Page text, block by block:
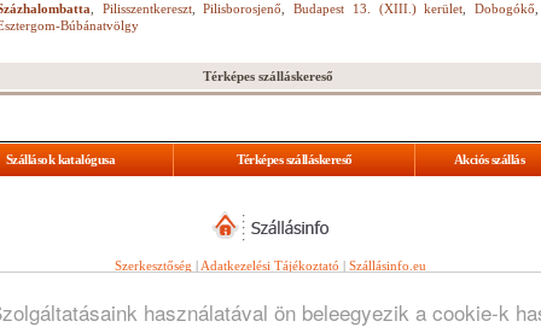
használatával ön beleegyezik a cookie-k
Pilisszentkereszt,Pilisborosjenő ,Budapest 13. (XIII.) kerület ,Dobogókő
Búbánatvölgy
Térképes szálláskereső
Szállások katalógusa Térképes szálláskereső Akciós szállás
Szerkesztőség | Adatkezelési Tájékoztató | Szállásinfo.eu
Minden jog fenntartva.